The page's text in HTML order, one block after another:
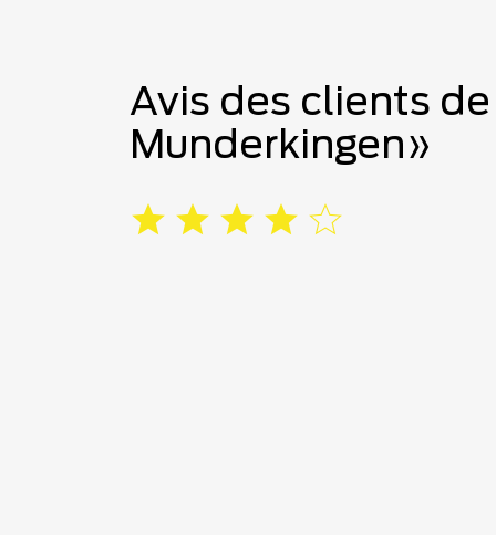
Avis des clients
Munderkingen»